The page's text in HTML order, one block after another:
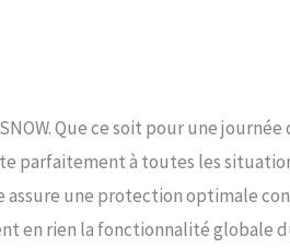
Que ce soit pour une journée
parfaitement à toutes les
assure une protection optimale
en rien la fonctionnalité globale